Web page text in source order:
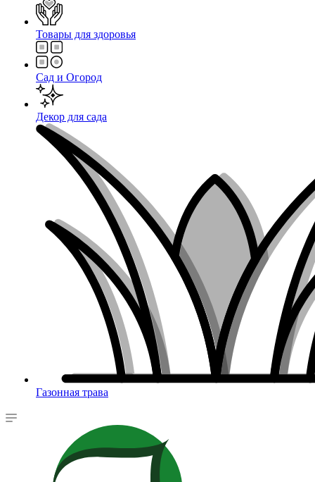
Товары для здоровья
Сад и Огород
Декор для сада
Газонная трава